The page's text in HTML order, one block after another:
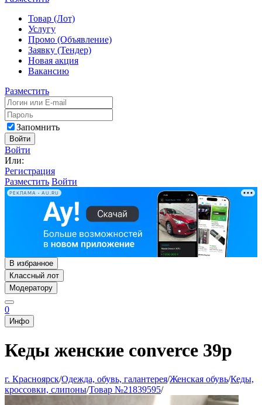
Товар (Лот)
Услугу
Промо (Объявление)
Заявку (Тендер)
Новая акция
Вакансию
Разместить
Запомнить
Войти
Войти
Или:
Регистрация
Разместить Войти
РЕКЛАМА • AU.RU
В избранное
Классный лот
Модератору
0
Инфо
Кеды женские converce 39р
г. Красноярск/Одежда, обувь, галантерея/Женская обувь/Кеды,
кроссовки, слипоны/Товар №21839595/